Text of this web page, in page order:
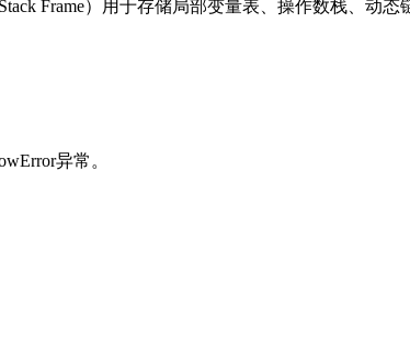
Frame）用于存储局部变量表、操作数栈、动
异常。